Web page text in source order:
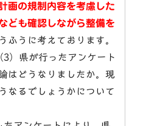
画の規制内容を考慮した
ども確認しながら整備を
ふうに考えております。
）県が行ったアンケート
はどうなりましたか。現
なるでしょうかについて